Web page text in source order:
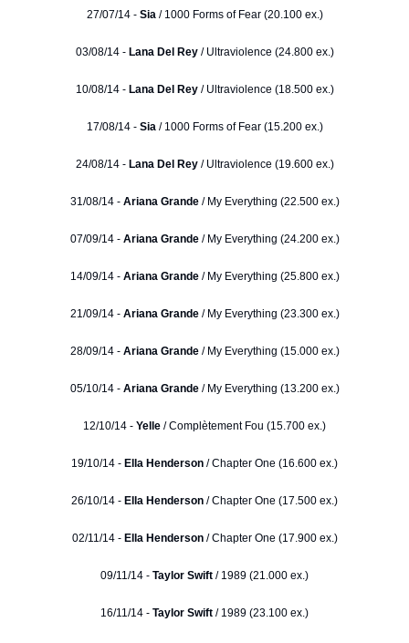
27/07/14 - Sia / 1000 Forms of Fear (20.100 ex.)
03/08/14 - Lana Del Rey / Ultraviolence (24.800 ex.)
10/08/14 - Lana Del Rey/ Ultraviolence (18.500 ex.)
17/08/14 - Sia / 1000 Forms of Fear (15.200 ex.)
24/08/14 -Lana Del Rey/ Ultraviolence (19.600 ex.)
31/08/14 - Ariana Grande/ My Everything (22.500 ex.)
07/09/14 - Ariana Grande/ My Everything (24.200 ex.)
14/09/14 - Ariana Grande/ My Everything (25.800 ex.)
21/09/14 - Ariana Grande/ My Everything (23.300 ex.)
28/09/14 - Ariana Grande/ My Everything (15.000 ex.)
05/10/14 -Ariana Grande/ My Everything (13.200 ex.)
12/10/14 - Yelle / Complètement Fou (15.700 ex.)
19/10/14 - Ella Henderson / Chapter One (16.600 ex.)
26/10/14 - Ella Henderson / Chapter One (17.500 ex.)
02/11/14 - Ella Henderson/ Chapter One (17.900 ex.)
09/11/14 - Taylor Swift / 1989 (21.000 ex.)
16/11/14 - Taylor Swift / 1989 (23.100 ex.)